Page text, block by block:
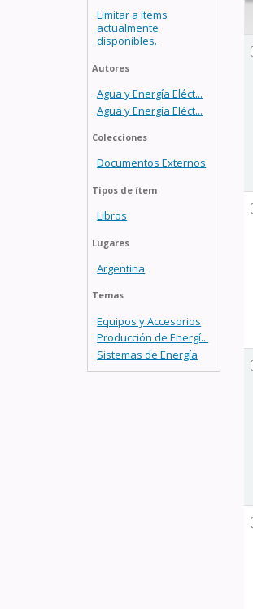
Limitar a ítems
actualmente
disponibles.
Autores
Agua y Energía Eléct...
Agua y Energía Eléct...
Colecciones
Documentos Externos
Tipos de ítem
Libros
Lugares
Argentina
Temas
Equipos y Accesorios
Producción de Energí...
Sistemas de Energía